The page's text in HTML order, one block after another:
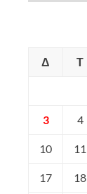
Δ
Τ
3 4
10 11
17 18